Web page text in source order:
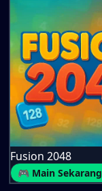
Fusion 2048
🎮 Main Sekarang